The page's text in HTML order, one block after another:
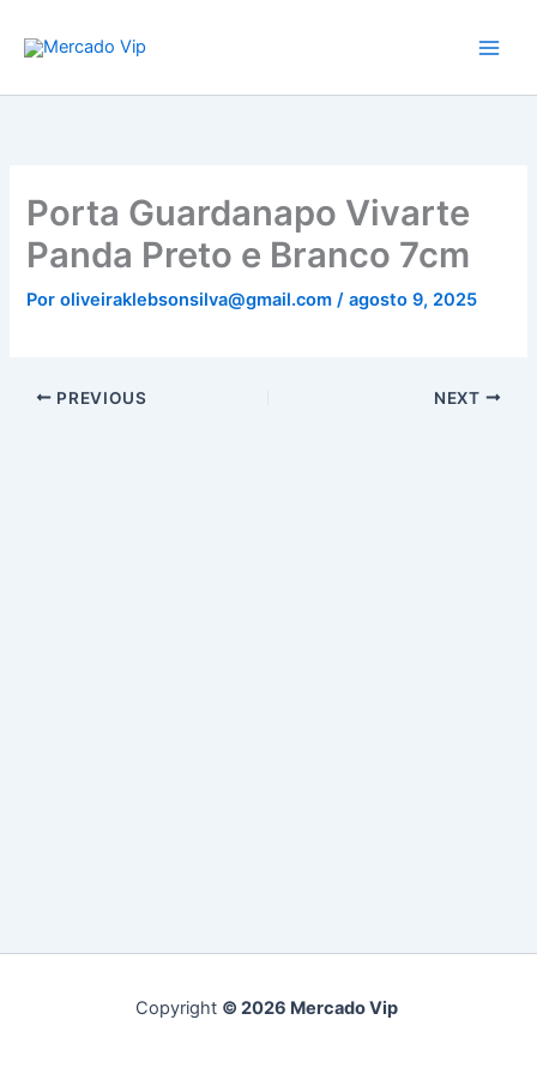
para
conteúdo
Porta Guardanapo Vivarte
Panda Preto e Branco 7cm
Poroliveiraklebsonsilva@gmail.com/agosto 9, 2025
PREVIOUS NEXT
Copyright © 2026 Mercado Vip